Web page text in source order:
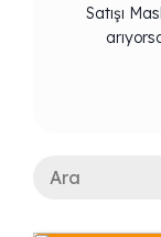
Satışı